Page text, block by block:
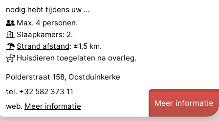
nodig hebt tijdens uw ...
Max. 4 personen.
Slaapkamers: 2.
Strand afstand: ±1,5 km.
Huisdieren toegelaten na overleg.
Polderstraat 158, Oostduinkerke
tel. +32 582 373 11
web. Meer informatie Meer informatie